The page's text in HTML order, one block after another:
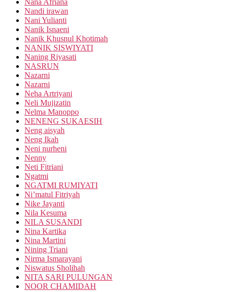
Nana Afriana
Nandi irawan
Nani Yulianti
Nanik Isnaeni
Nanik Khusnul Khotimah
NANIK SISWIYATI
Naning Riyasati
NASRUN
Nazarni
Nazarni
Neha Artriyani
Neli Mujizatin
Nelma Manoppo
NENENG SUKAESIH
Neng aisyah
Neng Ikah
Neni nurheni
Nenny
Neti Fitriani
Ngatmi
NGATMI RUMIYATI
Ni’matul Fitriyah
Nike Jayanti
Nila Kesuma
NILA SUSANDI
Nina Kartika
Nina Martini
Nining Triani
Nirma Ismarayani
Niswatus Sholihah
NITA SARI PULUNGAN
NOOR CHAMIDAH